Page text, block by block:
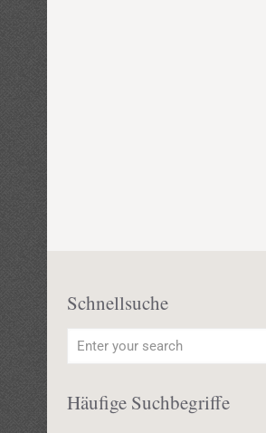
Schnellsuche
Häufige Suchbegriffe